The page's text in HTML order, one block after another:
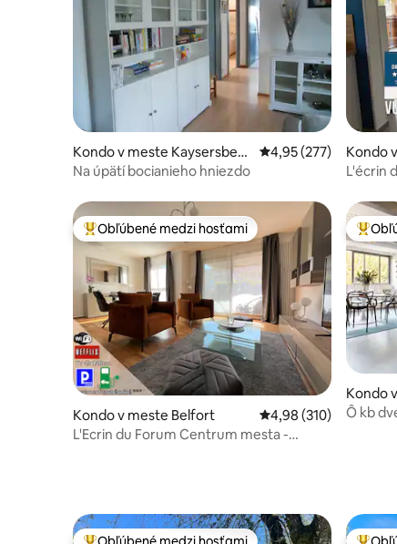
Kondo v meste Kaysersberg
-Vignoble
Priemerné
4,95 (277)
Na úpätí bocianieho hniezdo
Kondo
L'écrin
Najobľúbenejšie medzi hosťami
Obľúbené medzi hosťami
Kondo v meste Belfort Priemerné
4,98 (310)
L'Ecrin du Forum Centrum mesta -
Kondo
-
Ô kb